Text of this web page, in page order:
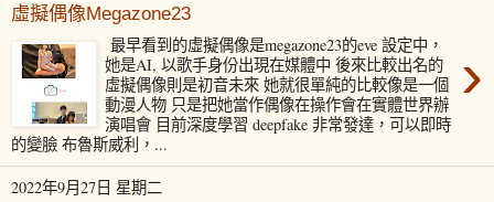
虛擬偶像Megazone23
›
最早看到的虛擬偶像是megazone23的eve 設定中，
她是AI, 以歌手身份出現在媒體中 後來比較出名的
虛擬偶像則是初音未來 她就很單純的比較像是一個
動漫人物 只是把她當作偶像在操作會在實體世界辦
演唱會 目前深度學習 deepfake 非常發達，可以即時
的變臉 布魯斯威利，...
2022年9月27日 星期二